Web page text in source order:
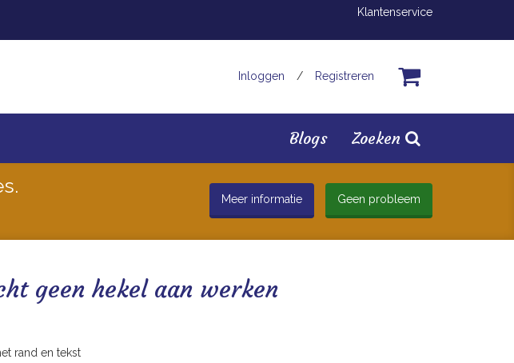
Klantenservice
Inloggen / Registreren
Zoeken
Blogs
Meer informatie Geen probleem
geen hekel aan werken
rand en tekst